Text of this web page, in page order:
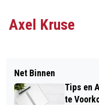
Axel Kruse
Net Binnen
Tips en
te